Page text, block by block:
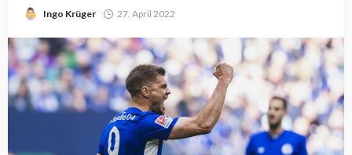
Ingo Krüger 27. April 2022